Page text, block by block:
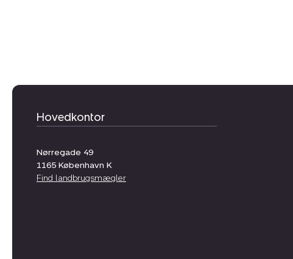
Hovedkontor
Nørregade 49
1165 København K
Find landbrugsmægler